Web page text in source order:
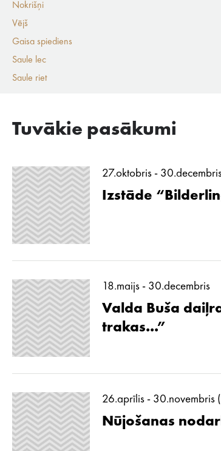
Nokrišņi
Vējš
Gaisa spiediens
Saule lec
Saule riet
Tuvākie pasākumi
27.oktobris -
Izstāde
18.maijs - 30.decembris
Valda Buša
trakas...”
26.aprīlis - 30.novembris
Nūjošanas